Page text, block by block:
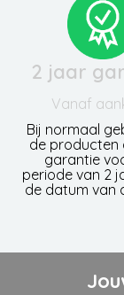
2 jaar
Vanaf
Bij normaal
de producten
garantie
periode van 2
de datum van